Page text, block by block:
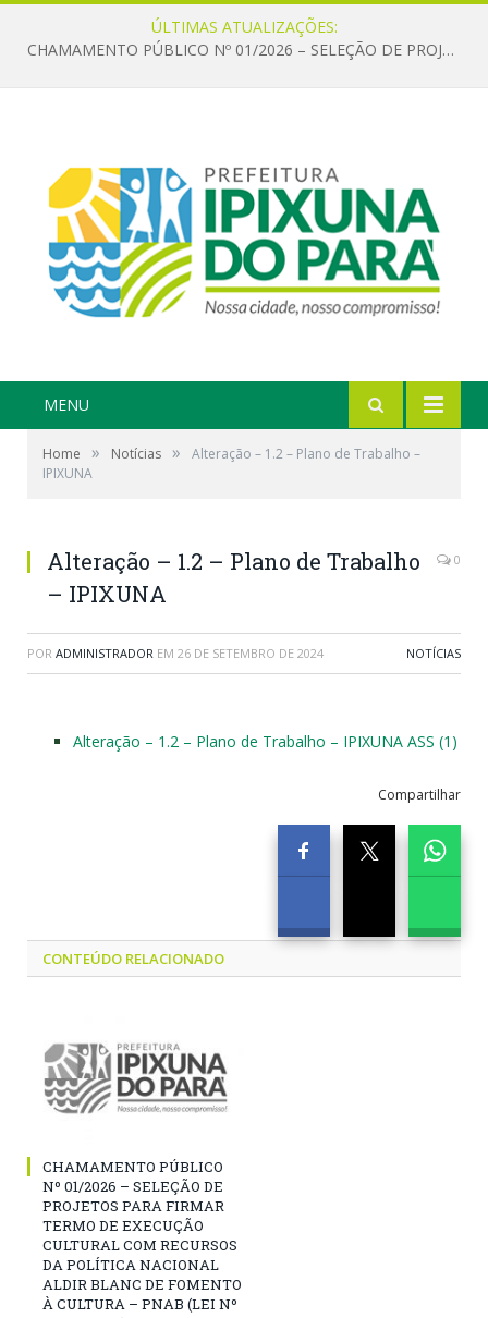
ÚLTIMAS ATUALIZAÇÕES:
CHAMAMENTO PÚBLICO Nº 01/2026 – SELEÇÃO DE PROJETOS PARA FIRMAR TERMO DE EXECUÇÃO CULTURAL COM RECURSOS DA POLÍTICA NACIONAL ALDIR BLANC DE FOMENTO À CULTURA – PNAB (LEI Nº 14.399/2022)
MENU
Home » Notícias »
Alteração – 1.2 – Plano de Trabalho –
IPIXUNA
Alteração – 1.2 – Plano de Trabalho
– IPIXUNA
0
POR ADMINISTRADOR EM 26 DE SETEMBRO DE 2024 NOTÍCIAS
Alteração – 1.2 – Plano de Trabalho – IPIXUNA ASS (1)
Compartilhar
CONTEÚDO RELACIONADO
CHAMAMENTO PÚBLICO
Nº 01/2026 – SELEÇÃO DE
PROJETOS PARA FIRMAR
TERMO DE EXECUÇÃO
CULTURAL COM RECURSOS
DA POLÍTICA NACIONAL
ALDIR BLANC DE FOMENTO
À CULTURA – PNAB (LEI Nº